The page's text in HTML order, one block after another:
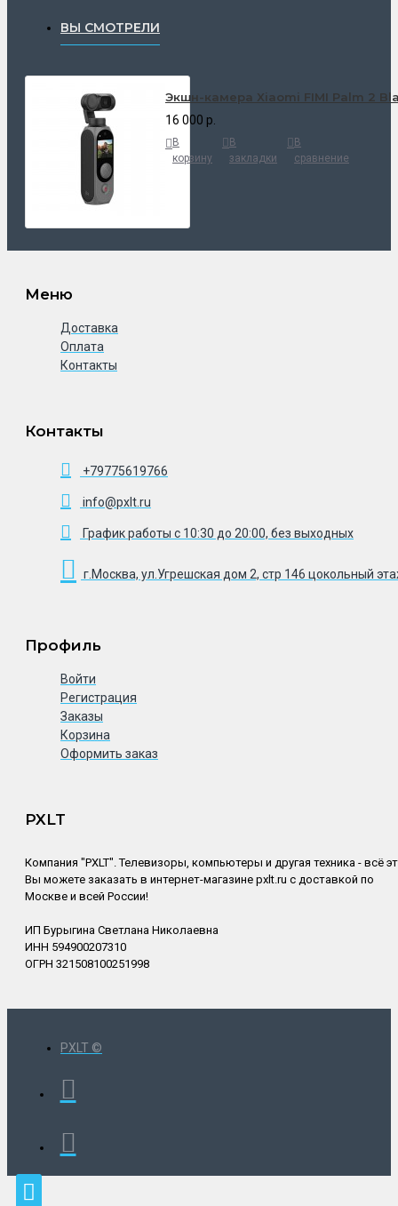
ВЫ СМОТРЕЛИ
Экшн-камера Xiaomi FIMI Palm 2
16 000 р.
В
корзину
В
закладки
В
сравнение
Меню
Доставка
Оплата
Контакты
Контакты
+79775619766
info@pxlt.ru
График работы с 10:30 до 20:00, без выходных
г.Москва, ул.Угрешская дом 2, стр 146 цокольный
Профиль
Войти
Регистрация
Заказы
Корзина
Оформить заказ
PXLT
Компания "PXLT". Телевизоры, компьютеры и другая техника - всё
Вы можете заказать в интернет-магазине pxlt.ru с доставкой по
Москве и всей России!
ИП Бурыгина Светлана Николаевна
ИНН 594900207310
ОГРН 321508100251998
PXLT ©